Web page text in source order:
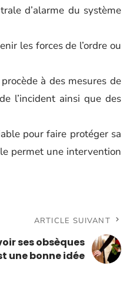
d’alarme du système
les forces de l’ordre ou
à des mesures de
l’incident ainsi que des
pour faire protéger sa
permet une intervention
ARTICLE SUIVANT
ses obsèques
une bonne idée